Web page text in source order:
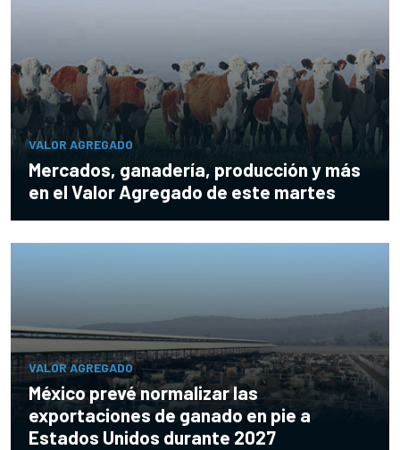
VALOR AGREGADO
Mercados, ganadería, producción y más
en el Valor Agregado de este martes
VALOR AGREGADO
México prevé normalizar las
exportaciones de ganado en pie a
Estados Unidos durante 2027